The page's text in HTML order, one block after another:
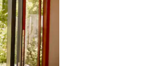
o bien tocando y deslizando la pantalla.